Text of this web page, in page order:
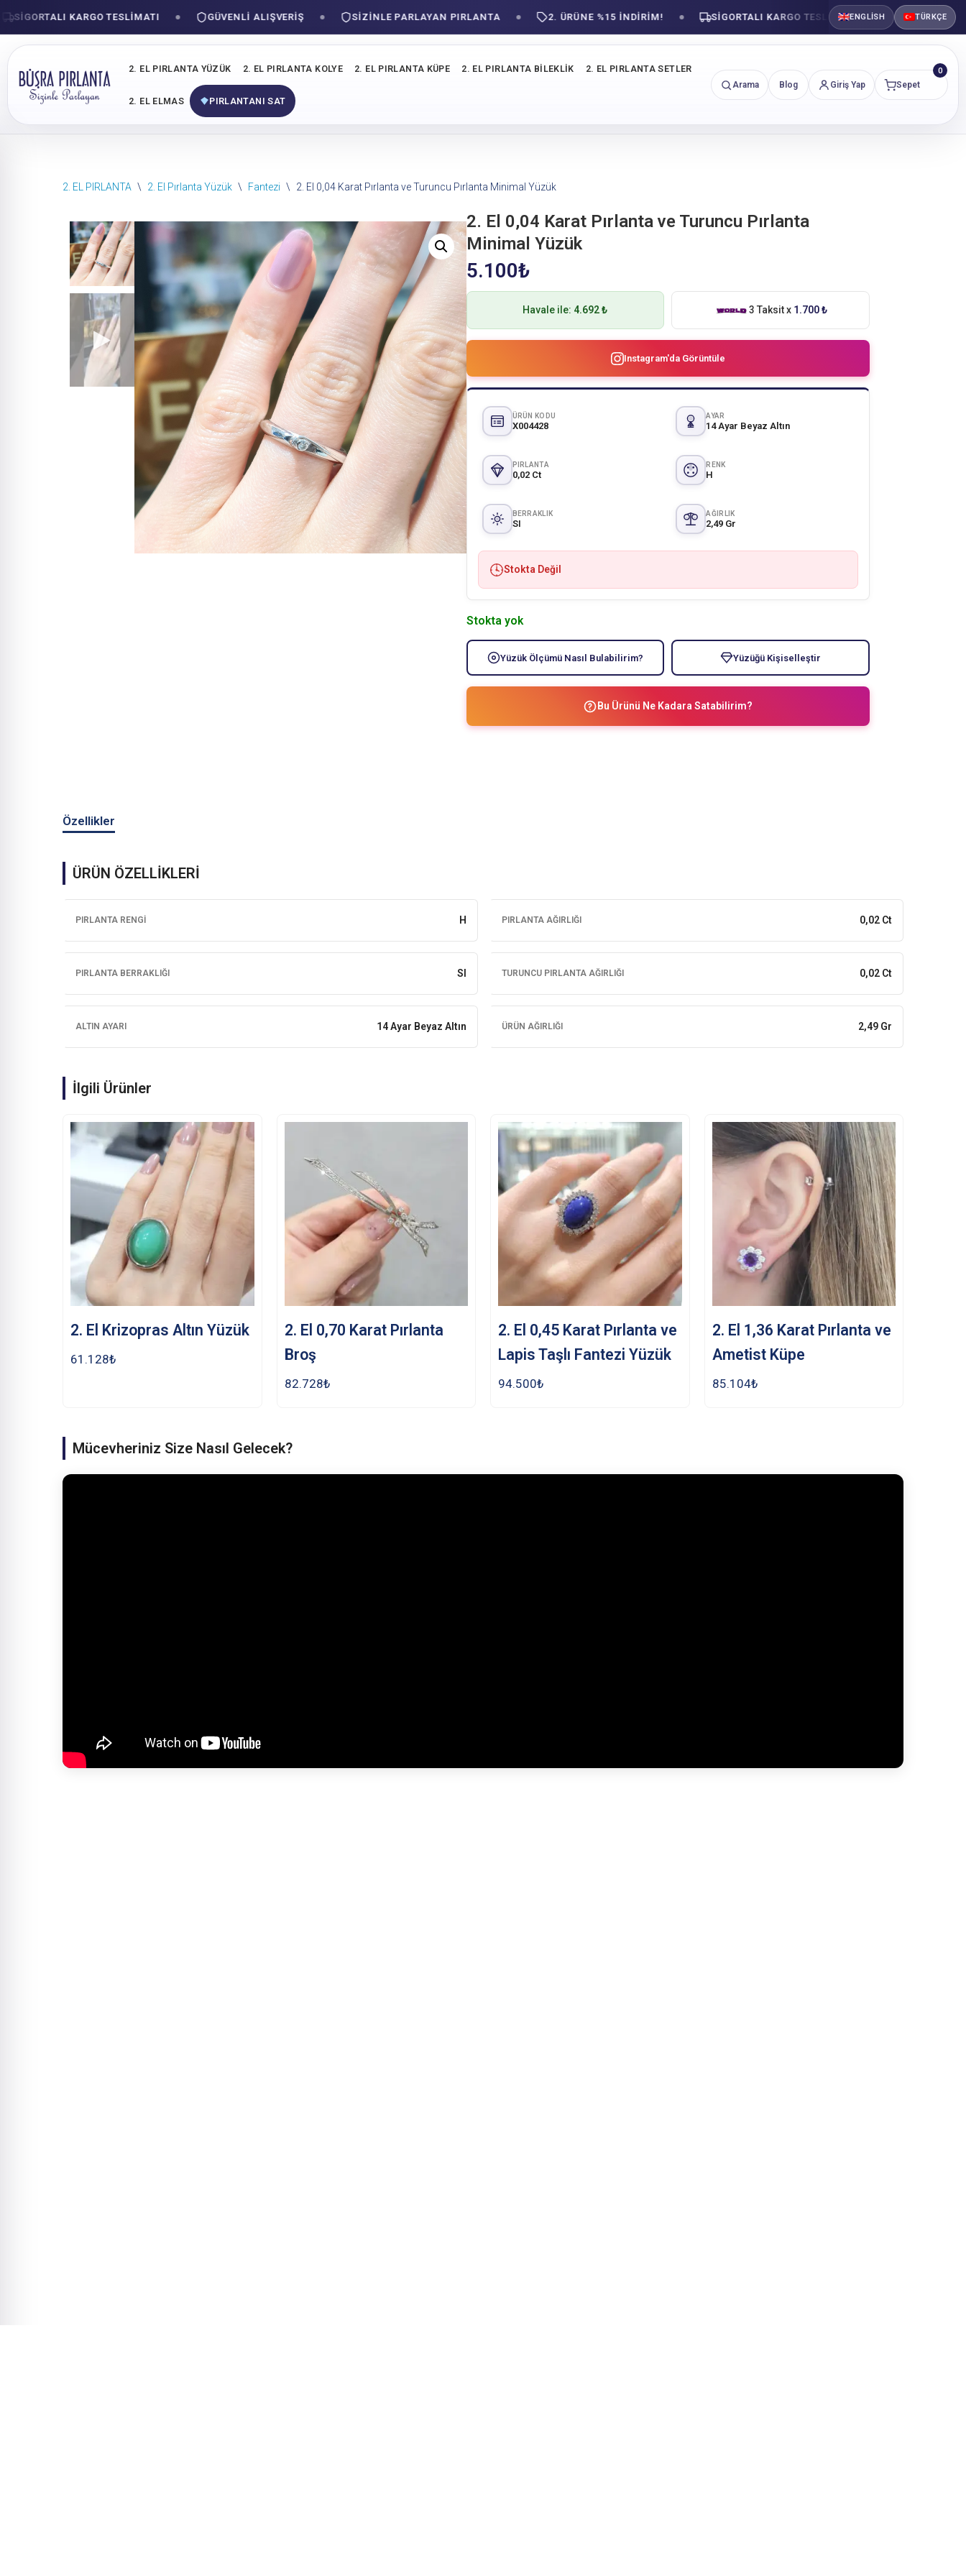
ENGLISH TÜRKÇE
KARGO TESLIMATI GÜVENLI ALIŞVERIŞ SIZINLE PARLAYAN PIRLANTA 2. ÜRÜNE %15 İNDİRİM! SIGORTALI KARGO TESLIMATI GÜVENLI
2. EL PIRLANTA YÜZÜK 2. EL PIRLANTA KOLYE 2. EL PIRLANTA KÜPE 2. EL PIRLANTA BILEKLIK 2. EL PIRLANTA SETLER
2. EL ELMAS PIRLANTANI SAT
Arama Blog Giriş Yap Sepet
0
2. EL PIRLANTA \ 2. El Pırlanta Yüzük \ Fantezi \ 2. El 0,04 Karat Pırlanta ve Turuncu Pırlanta Minimal Yüzük
2. El 0,04 Karat Pırlanta ve Turuncu Pırlanta
Minimal Yüzük
5.100₺
Havale ile: 4.692 ₺ 3 Taksit x 1.700 ₺
Instagram'da Görüntüle
ÜRÜN KODU
X004428
AYAR
14 Ayar Beyaz Altın
PIRLANTA
0,02 Ct
RENK
H
BERRAKLIK
SI
AĞIRLIK
2,49 Gr
Stokta Değil
Stokta yok
Yüzük Ölçümü Nasıl Bulabilirim? Yüzüğü Kişiselleştir
Bu Ürünü Ne Kadara Satabilirim?
Özellikler
ÜRÜN ÖZELLİKLERİ
PIRLANTA RENGI H PIRLANTA AĞIRLIĞI 0,02 Ct
PIRLANTA BERRAKLIĞI SI TURUNCU PIRLANTA AĞIRLIĞI 0,02 Ct
ALTIN AYARI 14 Ayar Beyaz Altın ÜRÜN AĞIRLIĞI 2,49 Gr
İlgili Ürünler
2. El Krizopras Altın Yüzük
61.128₺
2. El 0,70 Karat Pırlanta
Broş
82.728₺
2. El 0,45 Karat Pırlanta ve
Lapis Taşlı Fantezi Yüzük
94.500₺
2. El 1,36 Karat Pırlanta ve
Ametist Küpe
85.104₺
Mücevheriniz Size Nasıl Gelecek?